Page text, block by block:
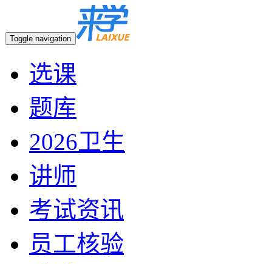
Toggle navigation
选课
题库
2026卫生
讲师
考试资讯
员工核验